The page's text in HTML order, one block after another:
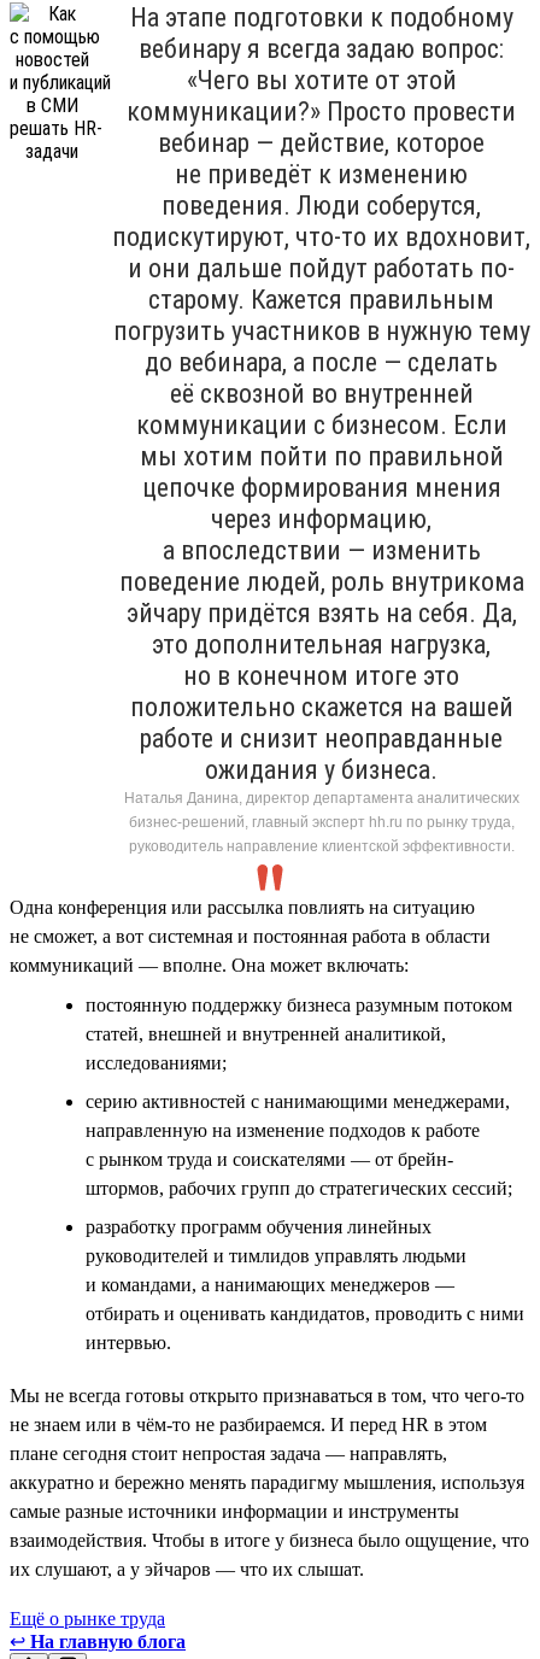
На этапе подготовки к подобному
вебинару я всегда задаю вопрос:
«Чего вы хотите от этой
коммуникации?» Просто провести
вебинар — действие, которое
не приведёт к изменению
поведения. Люди соберутся,
подискутируют, что-то их вдохновит,
и они дальше пойдут работать по-
старому. Кажется правильным
погрузить участников в нужную тему
до вебинара, а после — сделать
её сквозной во внутренней
коммуникации с бизнесом. Если
мы хотим пойти по правильной
цепочке формирования мнения
через информацию,
а впоследствии — изменить
поведение людей, роль внутрикома
эйчару придётся взять на себя. Да,
это дополнительная нагрузка,
но в конечном итоге это
положительно скажется на вашей
работе и снизит неоправданные
ожидания у бизнеса.
Наталья Данина, директор департамента аналитических
бизнес-решений, главный эксперт hh.ru по рынку труда,
руководитель направление клиентской эффективности.
Одна конференция или рассылка повлиять на ситуацию
не сможет, а вот системная и постоянная работа в области
коммуникаций — вполне. Она может включать:
постоянную поддержку бизнеса разумным потоком
статей, внешней и внутренней аналитикой,
исследованиями;
серию активностей с нанимающими менеджерами,
направленную на изменение подходов к работе
с рынком труда и соискателями — от брейн-
штормов, рабочих групп до стратегических сессий;
разработку программ обучения линейных
руководителей и тимлидов управлять людьми
и командами, а нанимающих менеджеров —
отбирать и оценивать кандидатов, проводить с ними
интервью.
Мы не всегда готовы открыто признаваться в том, что чего-то
не знаем или в чём-то не разбираемся. И перед HR в этом
плане сегодня стоит непростая задача — направлять,
аккуратно и бережно менять парадигму мышления, используя
самые разные источники информации и инструменты
взаимодействия. Чтобы в итоге у бизнеса было ощущение, что
их слушают, а у эйчаров — что их слышат.
Ещё о рынке труда
↩ На главную блога